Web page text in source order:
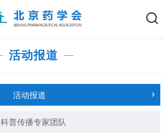
活动报道
活动报道
科普传播专家团队